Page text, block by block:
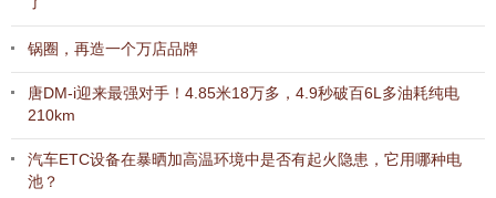
锅圈，再造一个万店品牌
唐DM-i迎来最强对手！4.85米18万多，4.9秒破百6L多油耗纯电
210km
汽车ETC设备在暴晒加高温环境中是否有起火隐患，它用哪种电
池？